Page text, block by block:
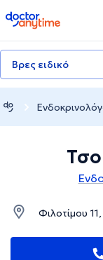
doctoranytime
Βρες ειδικό
Φιλοτίμου